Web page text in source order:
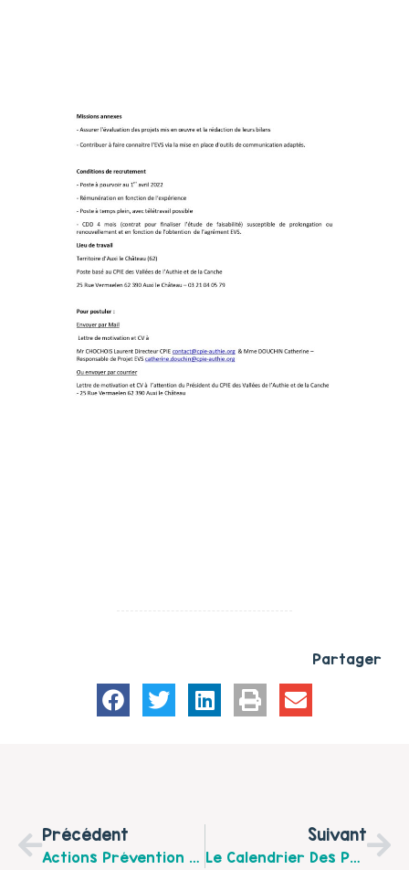
Partager
Précédent
Actions Prévention Cancers / Mipps Du Sivom Du Bruaysis
Suivant
Le Calendrier Des Parents EXTRAS